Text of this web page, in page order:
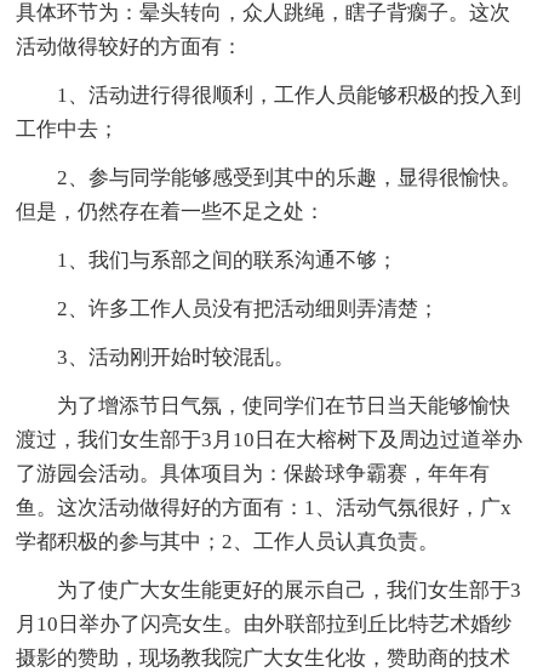
具体环节为：晕头转向，众人跳绳，瞎子背瘸子。这次
活动做得较好的方面有：
1、活动进行得很顺利，工作人员能够积极的投入到
工作中去；
2、参与同学能够感受到其中的乐趣，显得很愉快。
但是，仍然存在着一些不足之处：
1、我们与系部之间的联系沟通不够；
2、许多工作人员没有把活动细则弄清楚；
3、活动刚开始时较混乱。
为了增添节日气氛，使同学们在节日当天能够愉快
渡过，我们女生部于3月10日在大榕树下及周边过道举办
了游园会活动。具体项目为：保龄球争霸赛，年年有
鱼。这次活动做得好的方面有：1、活动气氛很好，广x
学都积极的参与其中；2、工作人员认真负责。
为了使广大女生能更好的展示自己，我们女生部于3
月10日举办了闪亮女生。由外联部拉到丘比特艺术婚纱
摄影的赞助，现场教我院广大女生化妆，赞助商的技术